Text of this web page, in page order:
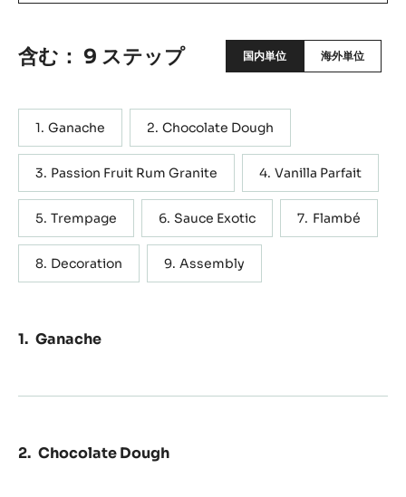
含む： 9 ステップ 国内単位 海外単位
Ganache Chocolate Dough
Passion Fruit Rum Granite Vanilla Parfait
Trempage Sauce Exotic Flambé
Decoration Assembly
Ganache
Chocolate Dough